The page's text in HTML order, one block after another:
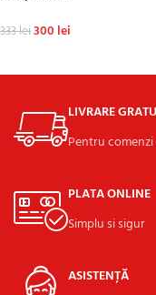
333lei300 lei
LIVRARE
Pentru
PLATA ONLINE
Simplu si sigur
ASISTENȚĂ